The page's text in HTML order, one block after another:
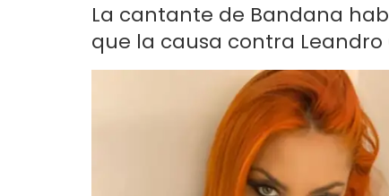
La cantante de Bandana
que la causa contra Leandro